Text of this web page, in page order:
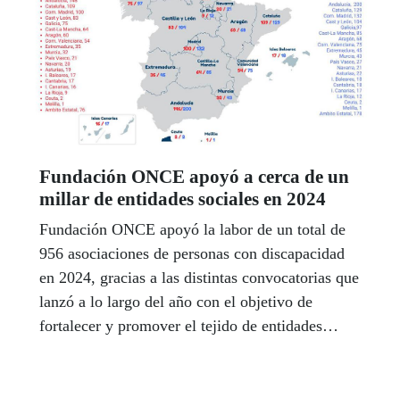
Fundación ONCE apoyó a cerca de un
millar de entidades sociales en 2024
Fundación ONCE apoyó la labor de un total de
956 asociaciones de personas con discapacidad
en 2024, gracias a las distintas convocatorias que
lanzó a lo largo del año con el objetivo de
fortalecer y promover el tejido de entidades